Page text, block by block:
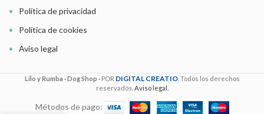
Política de privacidad
Política de cookies
Aviso legal
Lilo y Rumba · Dog Shop · POR DIGITAL CREATIO. Todos los derechos
reservados. Aviso legal.
Métodos de pago: